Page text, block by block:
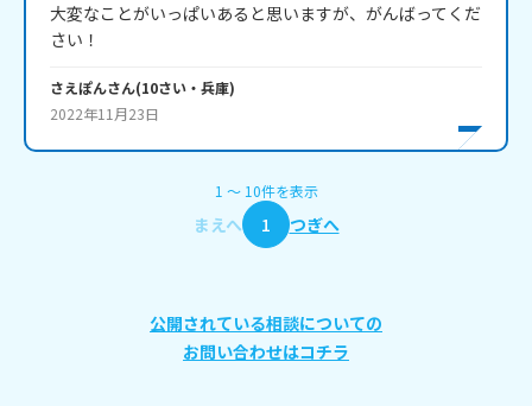
大変なことがいっぱいあると思いますが、がんばってくだ
さい！
さえぽんさん(10さい・ 兵庫)
2022年11月23日
1 〜 10件を表示
まえへ 1 つぎへ
公開されている相談についての
お問い合わせはコチラ